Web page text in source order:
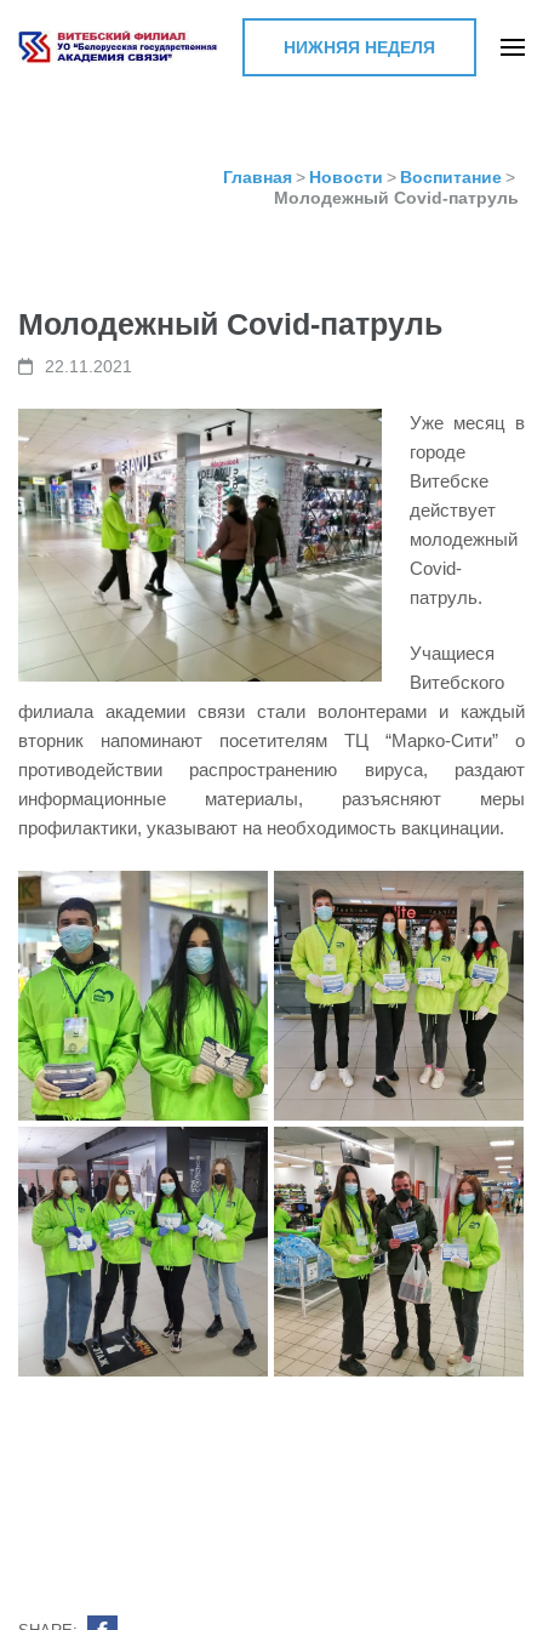
Витебский филиал УО
государственная
академия связи"
НИЖНЯЯ НЕДЕЛЯ
Главная> Новости > Воспитание>
Молодежный Covid-патруль
Молодежный Covid-патруль
22.11.2021
Уже месяц в
городе
Витебске
действует
молодежный
Covid-
патруль.
Учащиеся
Витебского
филиала академии связи стали волонтерами и каждый
вторник напоминают посетителям ТЦ “Марко-Сити” о
противодействии распространению вируса, раздают
информационные материалы, разъясняют меры
профилактики, указывают на необходимость вакцинации.